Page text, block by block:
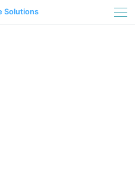
Solutions